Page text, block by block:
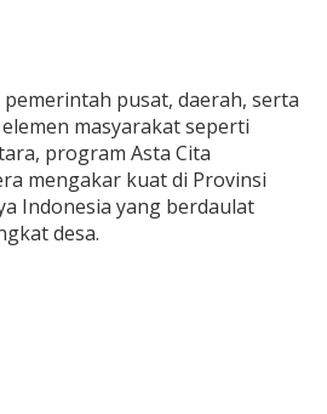
pusat, daerah, serta
masyarakat seperti
program Asta Cita
mengakar kuat di Provinsi
Indonesia yang berdaulat
desa.